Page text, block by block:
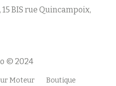
BIS rue Quincampoix,
© 2024
Moteur Boutique